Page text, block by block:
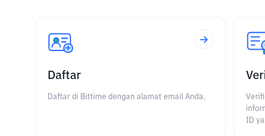
Daftar
Daftar di Bittime dengan alamat email Anda.
ID